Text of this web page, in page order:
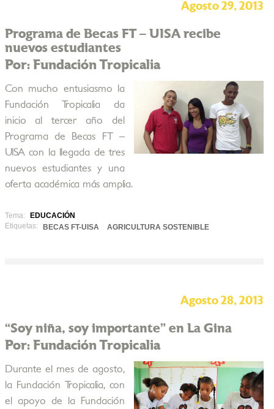
Agosto 29, 2013
Programa de Becas FT – UISA recibe
nuevos estudiantes
Por: Fundación Tropicalia
Con mucho entusiasmo la
Fundación Tropicalia da
inicio al tercer año del
Programa de Becas FT –
UISA con la llegada de tres
nuevos estudiantes y una
oferta académica más amplia.
Tema:
EDUCACIÓN
Etiquetas:
BECAS FT-UISA AGRICULTURA SOSTENIBLE
Agosto 28, 2013
“Soy niña, soy importante” en La Gina
Por: Fundación Tropicalia
Durante el mes de agosto,
la Fundación Tropicalia, con
el apoyo de la Fundación